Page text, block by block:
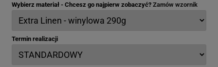
Wybierz materiał - Chcesz go najpierw zobaczyć? Zamów wzornik
Termin realizacji